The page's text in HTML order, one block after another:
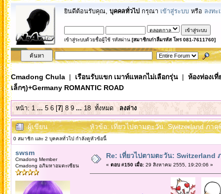
ยินดีต้อนรับคุณ, บุคคลทั่วไป กรุณา เข้าสู่ระบบ หรือ ลงทะ
เข้าสู่ระบบด้วยชื่อผู้ใช้ รหัสผ่าน [สมาชิกเก่าลืมรหัส โทร 081-7611760]
Cmadong Chula| เรือนรับแขก เมาท์แหลกไม่เลือกรุ่น| ห้องท่องเ
เล็กๆ)+Germany ROMANTIC ROAD
หน้า:1 ... 5 6[7] 8 9 ...18 ทั้งหมด ลงล่าง
ผู้เขียน หัวข้อ: เที่ยวไปตามตะวัน: Switzerland ภาค
0 สมาชิก และ 2 บุคคลทั่วไป กำลังดูหัวข้อนี้
swsm
Cmadong Member
Cmadong อภิมหาอมตะเซียน
Re: เที่ยวไปตามตะวัน: Switzerland
« ตอบ #150 เมื่อ:29 สิงหาคม 2555, 19:20:06 »